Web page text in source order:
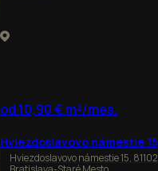
od 10,90 € m²/mes.
Hviezdoslavovo námestie 15
Hviezdoslavovo námestie 15, 81102